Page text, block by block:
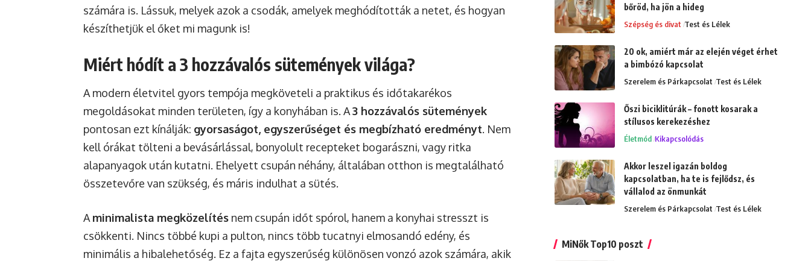
számára is. Lássuk, melyek azok a csodák, amelyek meghódították a netet, és hogyan
készíthetjük el őket mi magunk is!
Miért hódít a 3 hozzávalós sütemények világa?
A modern életvitel gyors tempója megköveteli a praktikus és időtakarékos
megoldásokat minden területen, így a konyhában is. A3 hozzávalós sütemények
pontosan ezt kínálják: gyorsaságot, egyszerűséget és megbízható eredményt. Nem
kell órákat tölteni a bevásárlással, bonyolult recepteket bogarászni, vagy ritka
alapanyagok után kutatni. Ehelyett csupán néhány, általában otthon is megtalálható
összetevőre van szükség, és máris indulhat a sütés.
A minimalista megközelítés nem csupán időt spórol, hanem a konyhai stresszt is
csökkenti. Nincs többé kupi a pulton, nincs több tucatnyi elmosandó edény, és
minimális a hibalehetőség. Ez a fajta egyszerűség különösen vonzó azok számára, akik
bőröd, ha jön a hideg
Szépség és divat Test és Lélek
20 ok, amiért már az elején véget érhet
a bimbózó kapcsolat
Szerelem és Párkapcsolat Test és Lélek
Őszi biciklitúrák – fonott kosarak a
stílusos kerekezéshez
Életmód Kikapcsolódás
Akkor leszel igazán boldog
kapcsolatban, ha te is fejlődsz, és
vállalod az önmunkát
Szerelem és Párkapcsolat Test és Lélek
MiNők Top10 poszt